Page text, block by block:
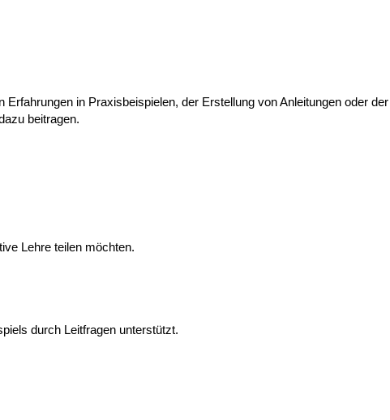
in Praxisbeispielen, der Erstellung von Anleitungen oder der
beitragen.
Lehre teilen möchten.
durch Leitfragen unterstützt.